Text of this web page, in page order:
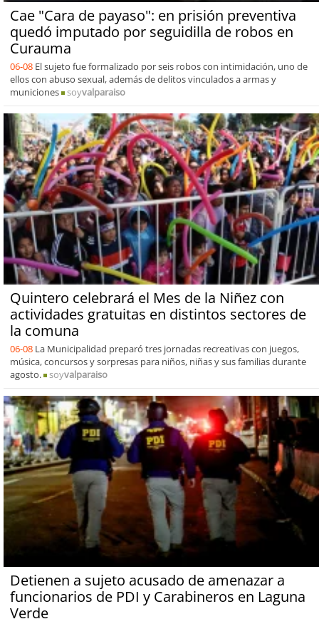
Cae "Cara de payaso": en prisión preventiva
quedó imputado por seguidilla de robos en
Curauma
06-08 El sujeto fue formalizado por seis robos con intimidación, uno de
ellos con abuso sexual, además de delitos vinculados a armas y
municiones
soyvalparaiso
Quintero celebrará el Mes de la Niñez con
actividades gratuitas en distintos sectores de
la comuna
06-08 La Municipalidad preparó tres jornadas recreativas con juegos,
música, concursos y sorpresas para niños, niñas y sus familias durante
agosto.
soyvalparaiso
Detienen a sujeto acusado de amenazar a
funcionarios de PDI y Carabineros en Laguna
Verde